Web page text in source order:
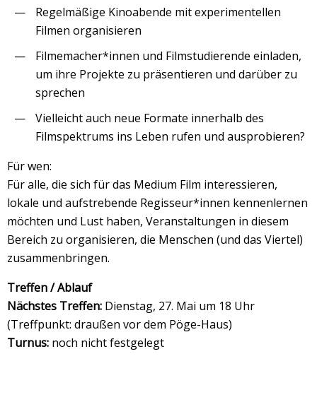
Regelmäßige Kinoabende mit experimentellen
Filmen organisieren
Filmemacher*innen und Filmstudierende einladen,
um ihre Projekte zu präsentieren und darüber zu
sprechen
Vielleicht auch neue Formate innerhalb des
Filmspektrums ins Leben rufen und ausprobieren?
Für wen:
Für alle, die sich für das Medium Film interessieren,
lokale und aufstrebende Regisseur*innen kennenlernen
möchten und Lust haben, Veranstaltungen in diesem
Bereich zu organisieren, die Menschen (und das Viertel)
zusammenbringen.
Treffen / Ablauf
Nächstes Treffen: Dienstag, 27. Mai um 18 Uhr
(Treffpunkt: draußen vor dem Pöge-Haus)
Turnus: noch nicht festgelegt